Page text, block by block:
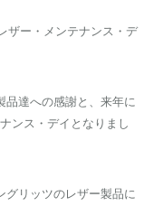
ザー・メンテナンス・デ
品達への感謝と、来年に
ンス・デイとなりまし
グリッツのレザー製品に